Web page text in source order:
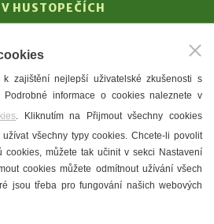
HUSTOPEČÍCH
G. Masaryk
Mandloně
Ubytování
Restaurace
muzeum a galerie
meníčka
zajištění nejlepší uživatelské zkušenosti s
Podrobné informace o cookies naleznete v
. Kliknutím na Přijmout všechny cookies
všechny typy cookies. Chcete-li povolit
cookies, můžete tak učinit v sekci Nastavení
cookies můžete odmítnout užívání všech
jsou třeba pro fungování našich webových